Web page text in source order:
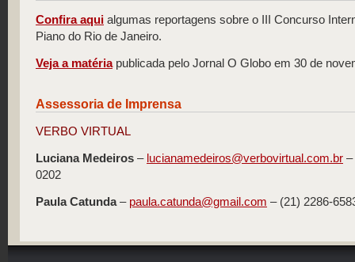
Confira aqui algumas reportagens sobre o III Concurso
Piano do Rio de Janeiro.
Veja a matériapublicada pelo Jornal O Globo em 30 de
Assessoria de Imprensa
VERBO VIRTUAL
Luciana Medeiros – lucianamedeiros@verbovirtual.com.br –
0202
Paula Catunda– paula.catunda@gmail.com – (21) 2286-